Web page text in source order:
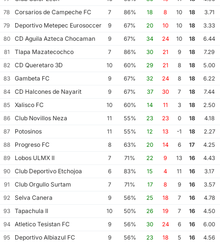
78
Corsarios de Campeche FC 7 86% 18 8 10 18
3.71
79
Deportivo Metepec Eurosoccer FC
9 67% 20 10 10 18
3.33
80
CD Aguila Azteca Chocaman 9 67% 34 24 10 18
6.44
81
Tlapa Mazatecochco 7 86% 30 21 9 18
7.29
82
CD Queretaro 3D 10 60% 29 21 8 18
5.00
83
Gambeta FC 9 67% 32 24 8 18
6.22
84
CD Halcones de Nayarit 9 67% 37 30 7 18
7.44
85
Xalisco FC 10 60% 14 11 3 18
2.50
86
Club Novillos Neza 11 55% 23 23 0 18
4.18
87
Potosinos 11 55% 12 13 -1 18
2.27
88
Progreso FC 8 63% 20 14 6 17
4.25
89
Lobos ULMX II 7 71% 22 9 13 16
4.43
90
Club Deportivo Etchojoa 6 83% 15 4 11 16
3.17
91
Club Orgullo Surtam 7 71% 17 8 9 16
3.57
92
Selva Canera 9 56% 25 18 7 16
4.78
93
Tapachula II 10 50% 26 19 7 16
4.50
94
Atletico Tesistan FC 9 56% 30 24 6 16
6.00
95
Deportivo Albiazul FC 9 56% 23 18 5 16
4.56